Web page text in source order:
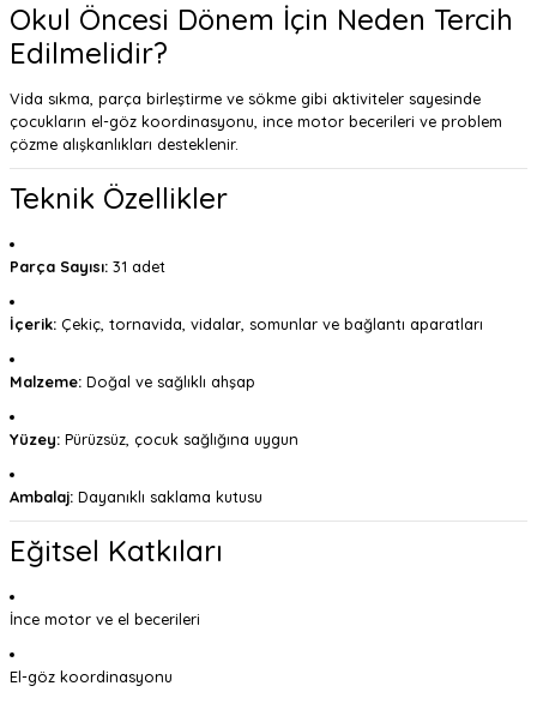
Okul Öncesi Dönem İçin Neden Tercih
Edilmelidir?
Vida sıkma, parça birleştirme ve sökme gibi aktiviteler sayesinde
çocukların el-göz koordinasyonu, ince motor becerileri ve problem
çözme alışkanlıkları desteklenir.
Teknik Özellikler
Parça Sayısı: 31 adet
İçerik: Çekiç, tornavida, vidalar, somunlar ve bağlantı aparatları
Malzeme: Doğal ve sağlıklı ahşap
Yüzey: Pürüzsüz, çocuk sağlığına uygun
Ambalaj: Dayanıklı saklama kutusu
Eğitsel Katkıları
İnce motor ve el becerileri
El-göz koordinasyonu